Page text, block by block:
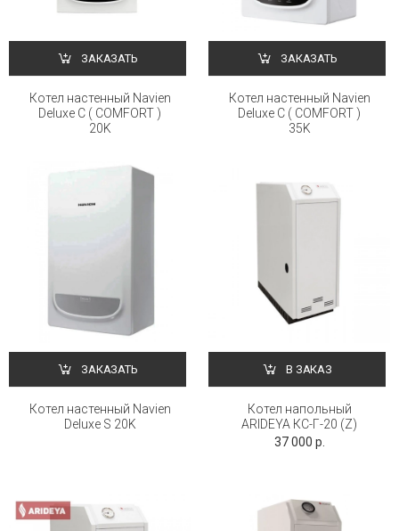
ЗАКАЗАТЬ
Котел настенный Navien
Deluxe C ( COMFORT )
20K
ЗАКАЗАТЬ
Котел настенный Navien
Deluxe C ( COMFORT )
35K
ЗАКАЗАТЬ
Котел настенный Navien
Deluxe S 20K
В ЗАКАЗ
Котел напольный
ARIDEYA КС-Г-20 (Z)
37 000 р.